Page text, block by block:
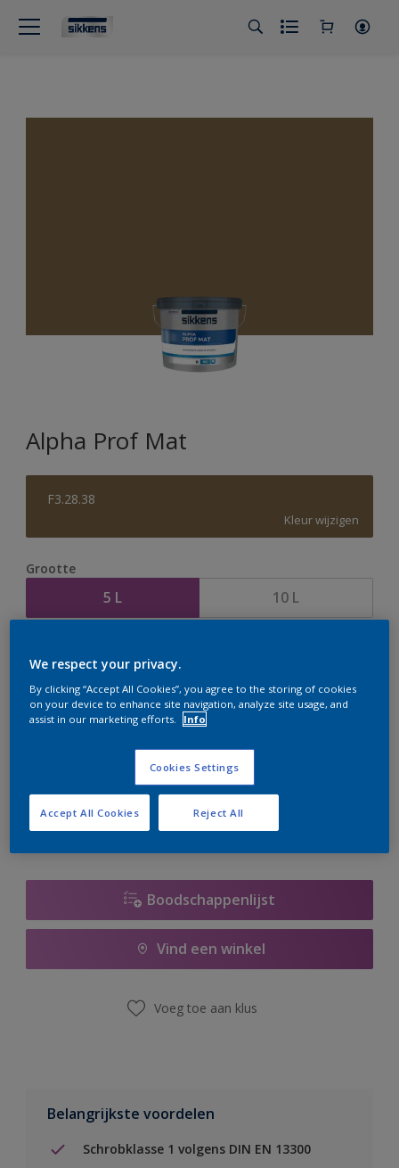
Alpha Prof Mat
F3.28.38
Kleur wijzigen
Grootte
5 L 10 L
Bereken
Op dit moment is het niet mogelijk dit product online
te bestellen. Houd de website in de gaten, we werken
er hard aan om de voorraad aan te vullen.
Boodschappenlijst
Vind een winkel
Voeg toe aan klus
Belangrijkste voordelen
Schrobklasse 1 volgens DIN EN 13300
We respect your privacy.
By clicking “Accept All Cookies”, you agree to the storing of cookies
on your device to enhance site navigation, analyze site usage, and
assist in our marketing efforts.
Info
Cookies Settings
Reject All
Accept All Cookies